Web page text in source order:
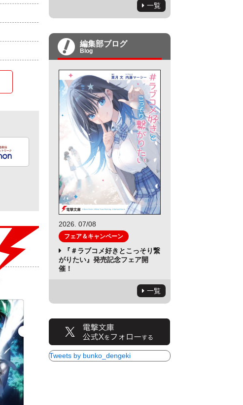
一覧
編集部ブログ
Blog
2026. 07/08
フェア＆キャンペーン
『＃ラブコメ好きとこっそり繋
がりたい』発売記念フェア開
催！
一覧
Tweets by bunko_dengeki